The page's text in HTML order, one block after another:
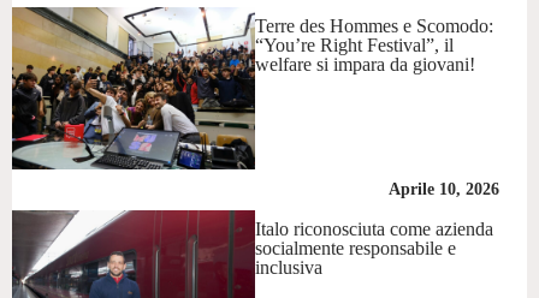
Terre des Hommes e Scomodo:
“You’re Right Festival”, il
welfare si impara da giovani!
Aprile 10, 2026
Italo riconosciuta come azienda
socialmente responsabile e
inclusiva